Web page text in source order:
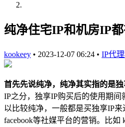
纯净住宅IP和机房IP都
kookeey • 2023-12-07 06:24 • IP代
首先先说纯净，纯净其实指的是
IP之分，独享IP购买后的使用期
以比较纯净，一般都是买独享IP
facebook等社媒平台的营销。比如